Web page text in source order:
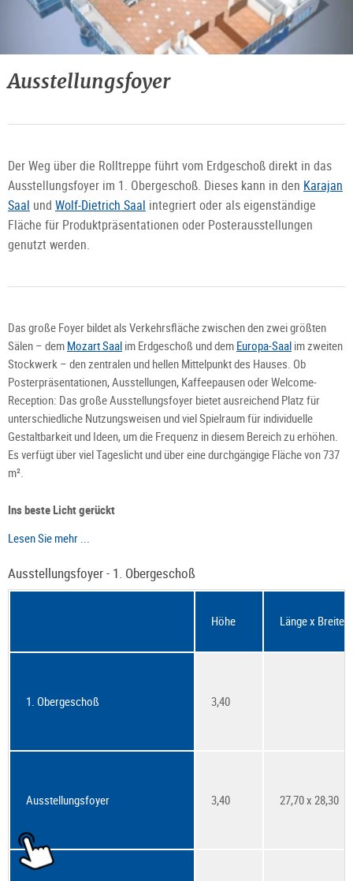
Planungstool
1.
Ausstellungsfoyer
Der Weg über die Rolltreppe führt vom Erdgeschoß direkt in das
Ausstellungsfoyer im 1. Obergeschoß. Dieses kann in den Karajan
Saal und Wolf-Dietrich Saal integriert oder als eigenständige
Fläche für Produktpräsentationen oder Posterausstellungen
genutzt werden.
Das große Foyer bildet als Verkehrsfläche zwischen den zwei größten
Sälen – dem Mozart Saal im Erdgeschoß und dem Europa-Saal im zweiten
Stockwerk – den zentralen und hellen Mittelpunkt des Hauses. Ob
Posterpräsentationen, Ausstellungen, Kaffeepausen oder Welcome-
Reception: Das große Ausstellungsfoyer bietet ausreichend Platz für
unterschiedliche Nutzungsweisen und viel Spielraum für individuelle
Gestaltbarkeit und Ideen, um die Frequenz in diesem Bereich zu erhöhen.
Es verfügt über viel Tageslicht und über eine durchgängige Fläche von 737
m².
Ins beste Licht gerückt
Lesen Sie mehr ...
Ausstellungsfoyer - 1. Obergeschoß
Höhe Länge x Breite
1. Obergeschoß 3,40
Ausstellungsfoyer 3,40 27,70 x 28,30